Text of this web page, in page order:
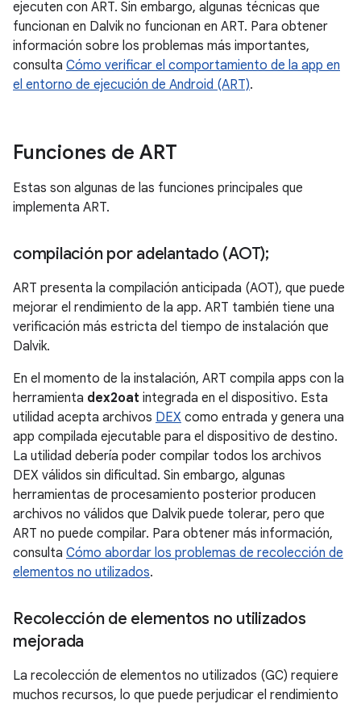
ejecuten con ART. Sin embargo, algunas técnicas que
funcionan en Dalvik no funcionan en ART. Para obtener
información sobre los problemas más importantes,
consulta Cómo verificar el comportamiento de la app en
el entorno de ejecución de Android (ART).
Funciones de ART
Estas son algunas de las funciones principales que
implementa ART.
compilación por adelantado (AOT);
ART presenta la compilación anticipada (AOT), que puede
mejorar el rendimiento de la app. ART también tiene una
verificación más estricta del tiempo de instalación que
Dalvik.
En el momento de la instalación, ART compila apps con la
herramienta dex2oat integrada en el dispositivo. Esta
utilidad acepta archivos DEX como entrada y genera una
app compilada ejecutable para el dispositivo de destino.
La utilidad debería poder compilar todos los archivos
DEX válidos sin dificultad. Sin embargo, algunas
herramientas de procesamiento posterior producen
archivos no válidos que Dalvik puede tolerar, pero que
ART no puede compilar. Para obtener más información,
consulta Cómo abordar los problemas de recolección de
elementos no utilizados.
Recolección de elementos no utilizados
mejorada
La recolección de elementos no utilizados (GC) requiere
muchos recursos, lo que puede perjudicar el rendimiento